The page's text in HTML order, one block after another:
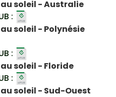
soleil - Australie
:
soleil - Polynésie
:
soleil - Floride
:
soleil - Sud-Ouest